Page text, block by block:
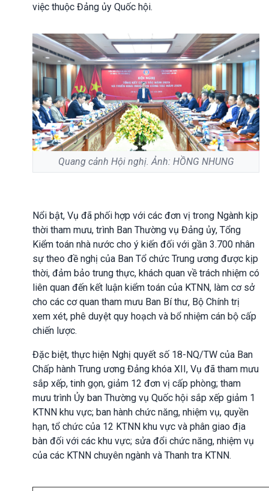
việc thuộc Đảng ủy Quốc hội.
Quang cảnh Hội nghị. Ảnh: HỒNG NHUNG
Nổi bật, Vụ đã phối hợp với các đơn vị trong Ngành kịp
thời tham mưu, trình Ban Thường vụ Đảng ủy, Tổng
Kiểm toán nhà nước cho ý kiến đối với gần 3.700 nhân
sự theo đề nghị của Ban Tổ chức Trung ương được kịp
thời, đảm bảo trung thực, khách quan về trách nhiệm có
liên quan đến kết luận kiểm toán của KTNN, làm cơ sở
cho các cơ quan tham mưu Ban Bí thư, Bộ Chính trị
xem xét, phê duyệt quy hoạch và bổ nhiệm cán bộ cấp
chiến lược.
Đặc biệt, thực hiện Nghị quyết số 18-NQ/TW của Ban
Chấp hành Trung ương Đảng khóa XII, Vụ đã tham mưu
sắp xếp, tinh gọn, giảm 12 đơn vị cấp phòng; tham
mưu trình Ủy ban Thường vụ Quốc hội sắp xếp giảm 1
KTNN khu vực; ban hành chức năng, nhiệm vụ, quyền
hạn, tổ chức của 12 KTNN khu vực và phân giao địa
bàn đối với các khu vực; sửa đổi chức năng, nhiệm vụ
của các KTNN chuyên ngành và Thanh tra KTNN.